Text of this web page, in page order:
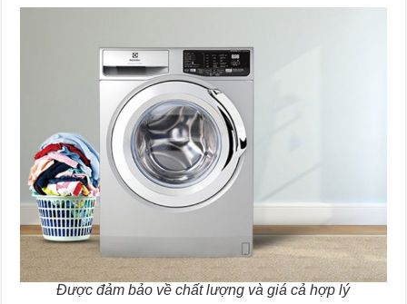
Được đảm bảo về chất lượng và giá cả hợp lý